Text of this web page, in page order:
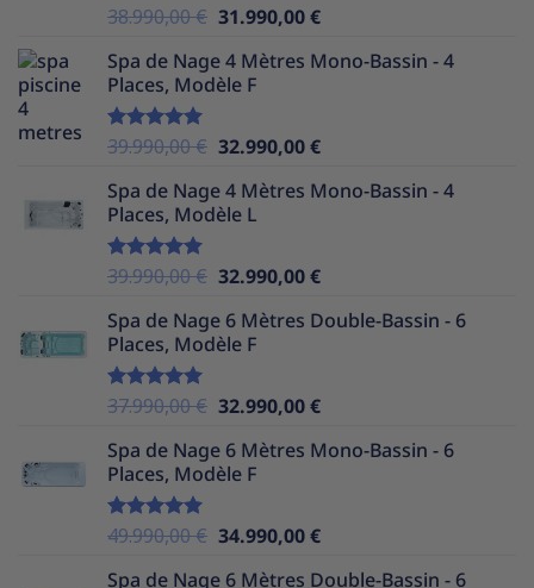
Note5.00
38.990,00€ Le
initial
était :
31.990,00€Le
actuel
Spa de Nage 4 Mètres Mono-Bassin - 4
Places, Modèle F
Note5.00
39.990,00€ Le
initial
était :
32.990,00€Le
actuel
Spa de Nage 4 Mètres Mono-Bassin - 4
Places, Modèle L
Note5.00
39.990,00€ Le
initial
était :
32.990,00€Le
actuel
Spa de Nage 6 Mètres Double-Bassin - 6
Places, Modèle F
Note5.00
37.990,00€ Le
initial
était :
32.990,00€Le
actuel
Spa de Nage 6 Mètres Mono-Bassin - 6
Places, Modèle F
Note5.00
49.990,00€ Le
34.990,00€Le
Spa de Nage 6 Mètres Double-Bassin - 6